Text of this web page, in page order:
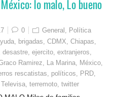
lo malo, Lo bueno
0 General
Política
brigadas ,CDMX ,Chiapas
,desastre ,ejercito ,extranjeros
Ramirez La Marina México
rescatistas políticos PRD
,Televisa ,terremoto ,twitter